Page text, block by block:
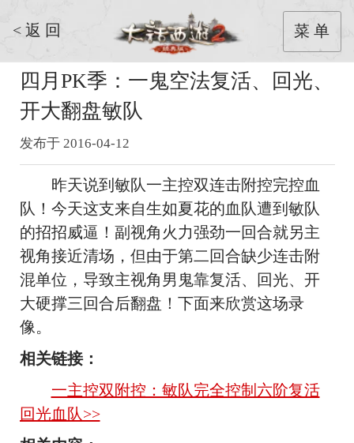
< 返 回 菜 单
四月PK季：一鬼空法复活、回光、
开大翻盘敏队
发布于 2016-04-12
昨天说到敏队一主控双连击附控完控血
队！今天这支来自生如夏花的血队遭到敏队
的招招威逼！副视角火力强劲一回合就另主
视角接近清场，但由于第二回合缺少连击附
混单位，导致主视角男鬼靠复活、回光、开
大硬撑三回合后翻盘！下面来欣赏这场录
像。
相关链接：
一主控双附控：敏队完全控制六阶复活
回光血队>>